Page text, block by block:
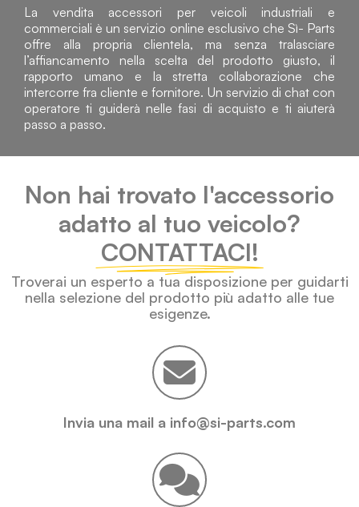
La vendita accessori per veicoli industriali e
commerciali è un servizio online esclusivo che Sì- Parts
offre alla propria clientela, ma senza tralasciare
l’affiancamento nella scelta del prodotto giusto, il
rapporto umano e la stretta collaborazione che
intercorre fra cliente e fornitore. Un servizio di chat con
operatore ti guiderà nelle fasi di acquisto e ti aiuterà
passo a passo.
Non hai trovato l'accessorio
adatto al tuo veicolo?
CONTATTACI!
Troverai un esperto a tua disposizione per guidarti
nella selezione del prodotto più adatto alle tue
esigenze.
Invia una mail a info@si-parts.com